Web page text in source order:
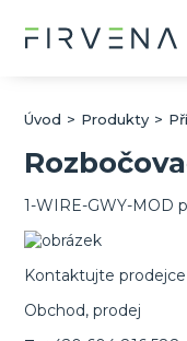
Úvod Produkty
1-WIRE-GWY-MOD
Kontaktujte prodejce
Obchod, prodej